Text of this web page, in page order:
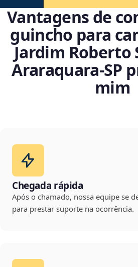
Vantagens de
guincho para
Jardim Roberto
Araraquara‑SP
mim
Chegada rápida
Após o chamado, nossa equipe se
para prestar suporte na ocorrência.